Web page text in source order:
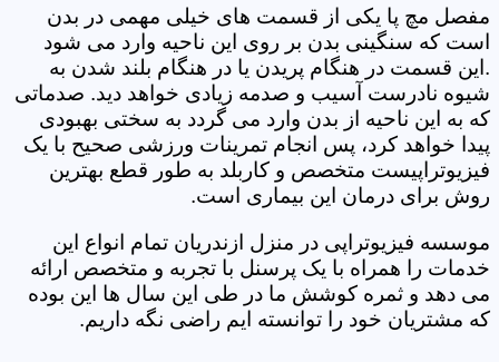
مفصل مچ پا یکی از قسمت های خیلی مهمی در بدن
است که سنگینی بدن بر روی این ناحیه وارد می شود
.این قسمت در هنگام پریدن یا در هنگام بلند شدن به
شیوه نادرست آسیب و صدمه زیادی خواهد دید. صدماتی
که به این ناحیه از بدن وارد می گردد به سختی بهبودی
پیدا خواهد کرد، پس انجام تمرینات ورزشی صحیح با یک
فیزیوتراپیست متخصص و کاربلد به طور قطع بهترین
روش برای درمان این بیماری است.
موسسه فیزیوتراپی در منزل ازندریان تمام انواع این
خدمات را همراه با یک پرسنل با تجربه و متخصص ارائه
می دهد و ثمره کوشش ما در طی این سال ها این بوده
که مشتریان خود را توانسته ایم راضی نگه داریم.